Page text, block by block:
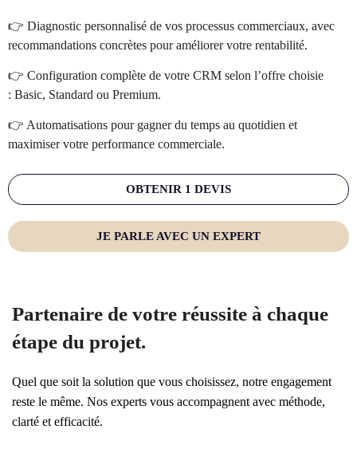
👉 Diagnostic personnalisé de vos processus commerciaux, avec
recommandations concrètes pour améliorer votre rentabilité.
👉 Configuration complète de votre CRM selon l’offre choisie
: Basic, Standard ou Premium.
👉 Automatisations pour gagner du temps au quotidien et
maximiser votre performance commerciale.
OBTENIR 1 DEVIS
JE PARLE AVEC UN EXPERT
Partenaire de votre réussite à chaque
étape du projet.
Quel que soit la solution que vous choisissez, notre engagement
reste le même. Nos experts vous accompagnent avec méthode,
clarté et efficacité.